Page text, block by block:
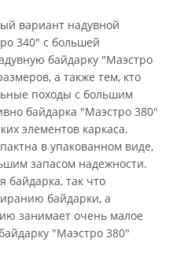
вариант надувной
340" с большей
байдарку "Маэстро
а также тем, кто
походы с большим
байдарка "Маэстро 380"
элементов каркаса.
в упакованном виде,
запасом надежности.
байдарка, так что
байдарки, а
занимает очень малое
"Маэстро 380"